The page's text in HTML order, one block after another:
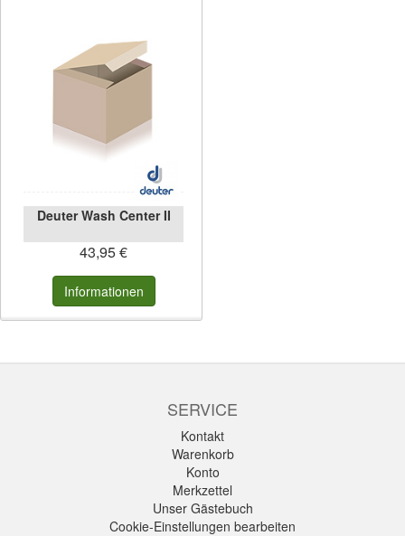
Deuter Wash Center II
43,95 €
Informationen
SERVICE
Kontakt
Warenkorb
Konto
Merkzettel
Unser Gästebuch
Cookie-Einstellungen bearbeiten